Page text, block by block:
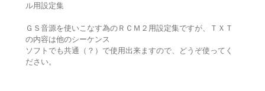
ル用設定集
ＧＳ音源を使いこなす為のＲＣＭ２用設定集ですが、ＴＸＴ
の内容は他のシーケンス
ソフトでも共通（？）で使用出来ますので、どうぞ使ってく
ださい。